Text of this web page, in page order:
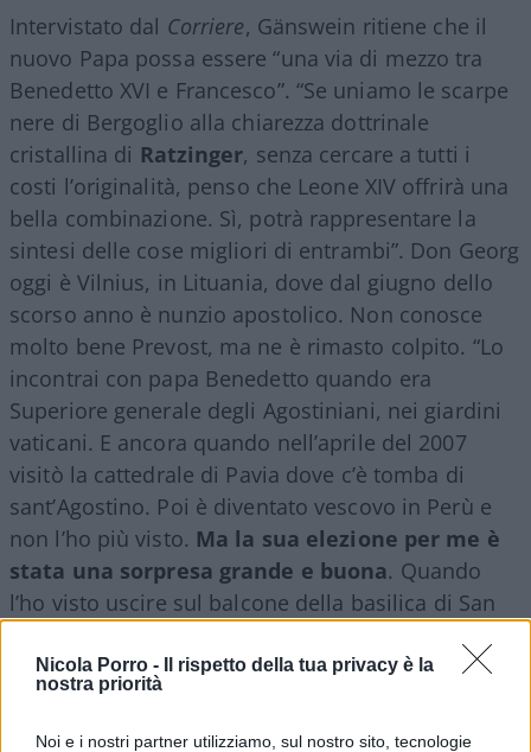
Nicola Porro -
Il rispetto della tua privacy è la
nostra priorità
Noi e i nostri partner utilizziamo, sul nostro sito, tecnologie
Intervistato dal Corriere, Gänswein ritiene che il
nuovo Papa possa essere “una via di mezzo tra
Benedetto XVI e Francesco”. “Se uniamo le scarpe
nere di Bergoglio alla chiarezza dottrinale
cristallina di Ratzinger, senza cercare a tutti i
costi l’originalità, penso che Leone XIV offrirà una
bella combinazione. Sì, potrà rappresentare la
sintesi delle cose migliori di entrambi”. Don Georg
oggi è Vilnius, in Lituania, dove dal giugno dello
scorso anno è nunzio apostolico. Non conosce
molto bene Prevost, ma ne è rimasto colpito. “Lo
incontrai con papa Benedetto quando era
Superiore generale degli Agostiniani, nei giardini
vaticani. E ancora quando nell’aprile del 2007
visitò la cattedrale di Pavia dove c’è tomba di
sant’Agostino. Poi è diventato vescovo in Perù e
non l’ho più visto. Ma la sua elezione per me è
stata una sorpresa grande e buona. Quando
l’ho visto uscire sul balcone della basilica di San
acusticamente, questo Papa suscita speranza,
speranza, speranza…”.